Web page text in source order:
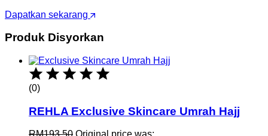
Dapatkan sekarang
Produk Disyorkan
(0)
REHLA Exclusive Skincare Umrah Hajj